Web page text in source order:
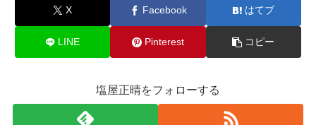
X Facebook はてブ
LINE Pinterest コピー
塩屋正晴をフォローする